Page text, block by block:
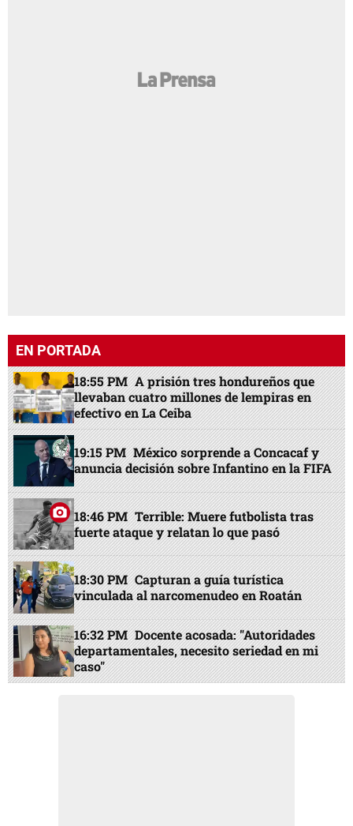
EN PORTADA
18:55 PM A prisión tres hondureños que
llevaban cuatro millones de lempiras en
efectivo en La Ceiba
19:15 PM México sorprende a Concacaf y
anuncia decisión sobre Infantino en la FIFA
18:46 PM Terrible: Muere futbolista tras
fuerte ataque y relatan lo que pasó
18:30 PM Capturan a guía turística
vinculada al narcomenudeo en Roatán
16:32 PM Docente acosada: "Autoridades
departamentales, necesito seriedad en mi
caso"